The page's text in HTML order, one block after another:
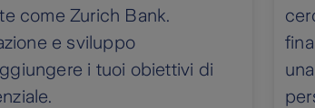
come Zurich Bank.
e sviluppo
i tuoi obiettivi di